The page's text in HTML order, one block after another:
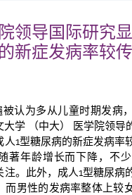
领导国际研究
新症发病率较
被认为多从儿童时期发病
大学 （中大） 医学院领导
人1型糖尿病的新症发病率
著年龄增长而下降，不
注。此外，成人1型糖尿病
而男性的发病率整体上较